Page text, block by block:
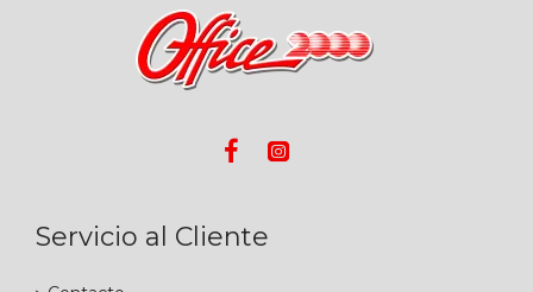
Servicio al Cliente